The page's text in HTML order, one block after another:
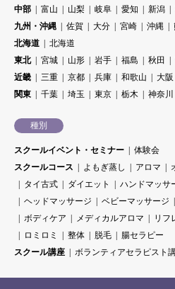
中部
富山 山梨 岐阜 愛知 新潟
九州・沖縄
佐賀 大分 宮崎 沖縄
北海道
北海道
東北
宮城 山形 岩手 福島 秋田
近畿
三重 京都 兵庫 和歌山 大阪
関東
千葉 埼玉 東京 栃木 神奈川
種別
スクールイベント・セミナー
体験会
スクールコース
よもぎ蒸し アロマ
タイ古式
ダイエット ハンドマッサ
ヘッドマッサージ
ベビーマッサージ
ボディケア
メディカルアロマ リフ
ロミロミ
整体 脱毛
腸セラピー
スクール講座
ボランティアセラピスト